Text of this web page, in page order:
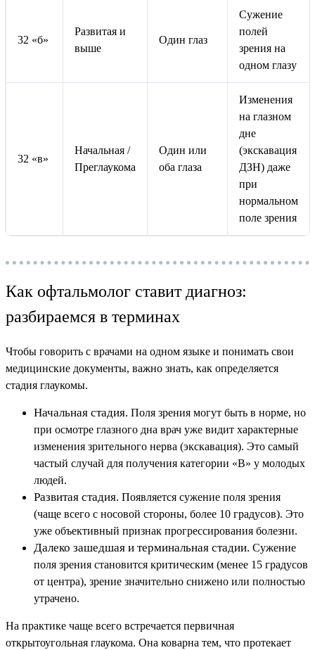
32 «б»
Развитая и
выше
Один глаз
Сужение
полей
зрения на
одном глазу
32 «в»
Начальная /
Преглаукома
Один или
оба глаза
Изменения
на глазном
дне
(экскавация
ДЗН) даже
при
нормальном
поле зрения
Как офтальмолог ставит диагноз:
разбираемся в терминах
Чтобы говорить с врачами на одном языке и понимать свои
медицинские документы, важно знать, как определяется
стадия глаукомы.
Начальная стадия. Поля зрения могут быть в норме, но
при осмотре глазного дна врач уже видит характерные
изменения зрительного нерва (экскавация). Это самый
частый случай для получения категории «В» у молодых
людей.
Развитая стадия. Появляется сужение поля зрения
(чаще всего с носовой стороны, более 10 градусов). Это
уже объективный признак прогрессирования болезни.
Далеко зашедшая и терминальная стадии. Сужение
поля зрения становится критическим (менее 15 градусов
от центра), зрение значительно снижено или полностью
утрачено.
На практике чаще всего встречается первичная
открытоугольная глаукома. Она коварна тем, что протекает